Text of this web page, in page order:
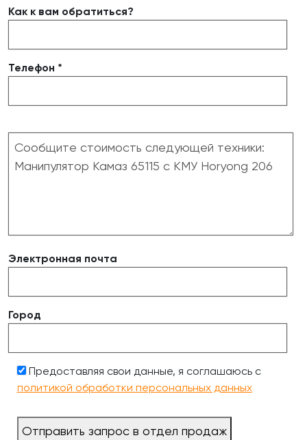
Как к вам обратиться?
Телефон *
Электронная почта
Город
Предоставляя свои данные, я соглашаюсь с
политикой обработки персональных данных
Отправить запрос в отдел продаж